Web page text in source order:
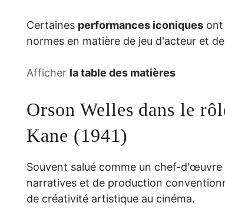
Certaines performances iconiques ont
normes en matière de jeu d'acteur et
Afficher la table des matières
Orson Welles dans le
Kane (1941)
Souvent salué comme un chef-
narratives et de production
de créativité artistique au cinéma.